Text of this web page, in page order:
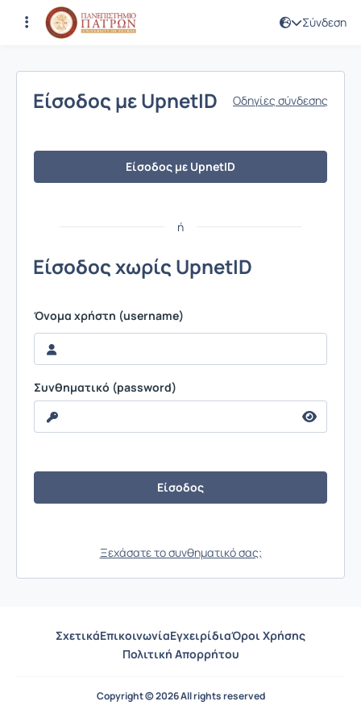
Σύνδεση
Σύνδεση
Είσοδος με UpnetID Οδηγίες σύνδεσης
Είσοδος με UpnetID
ή
Είσοδος χωρίς UpnetID
Όνομα χρήστη (username)
Συνθηματικό (password)
Ξεχάσατε το συνθηματικό σας;
ΣχετικάΕπικοινωνίαΕγχειρίδιαΌροι Χρήσης
Πολιτική Απορρήτου
Copyright © 2026 All rights reserved